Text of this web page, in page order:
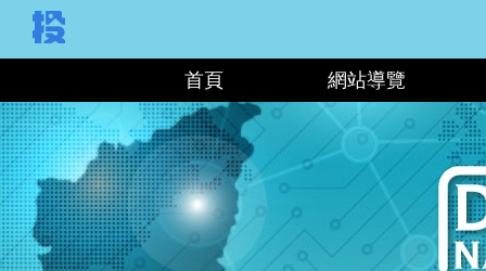
首頁 網站導覽